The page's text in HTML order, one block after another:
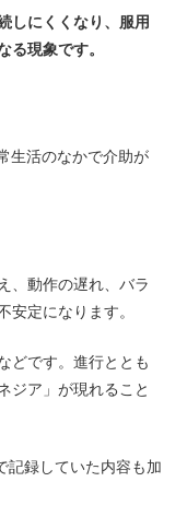
しにくくなり、服用
る現象です。
生活のなかで介助が
、動作の遅れ、バラ
安定になります。
どです。進行ととも
ジア」が現れること
記録していた内容も加